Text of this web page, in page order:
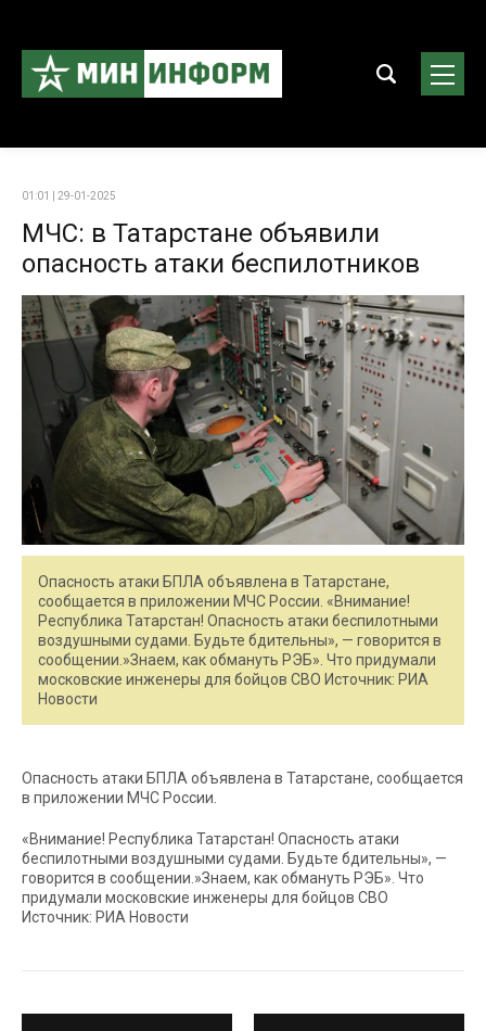
01:01 | 29-01-2025
МЧС: в Татарстане объявили
опасность атаки беспилотников
Опасность атаки БПЛА объявлена в Татарстане,
сообщается в приложении МЧС России. «Внимание!
Республика Татарстан! Опасность атаки беспилотными
воздушными судами. Будьте бдительны», — говорится в
сообщении.»Знаем, как обмануть РЭБ». Что придумали
московские инженеры для бойцов СВО Источник: РИА
Новости
Опасность атаки БПЛА объявлена в Татарстане, сообщается
в приложении МЧС России.
«Внимание! Республика Татарстан! Опасность атаки
беспилотными воздушными судами. Будьте бдительны», —
говорится в сообщении.»Знаем, как обмануть РЭБ». Что
придумали московские инженеры для бойцов СВО
Источник: РИА Новости